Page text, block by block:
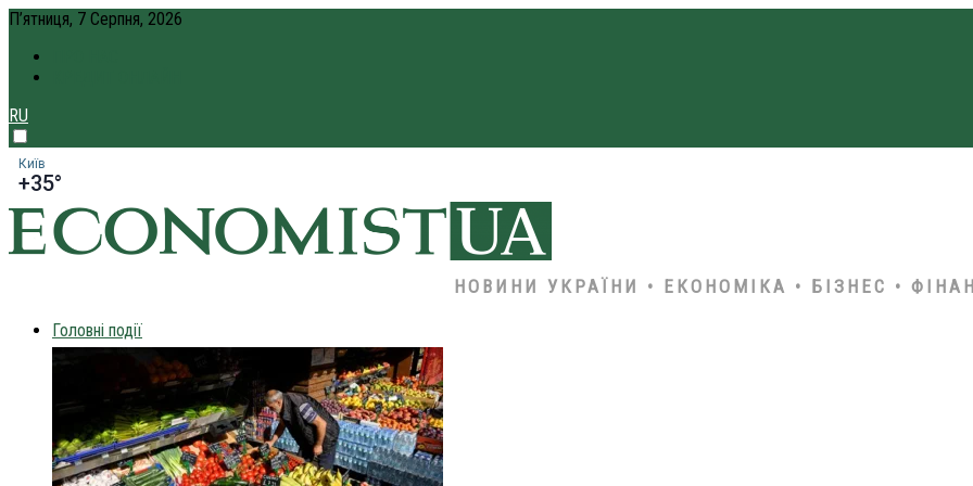
П’ятниця, 7 Серпня, 2026
RU
Київ
+35°
НОВИНИ УКРАЇНИ • ЕКОНОМІКА • БІЗНЕС •
Головні події